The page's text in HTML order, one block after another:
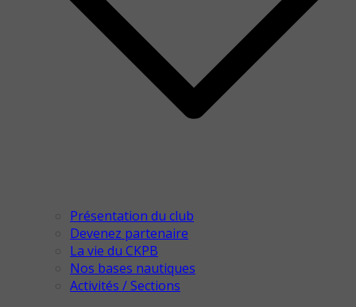
Présentation du club
Devenez partenaire
La vie du CKPB
Nos bases nautiques
Activités / Sections